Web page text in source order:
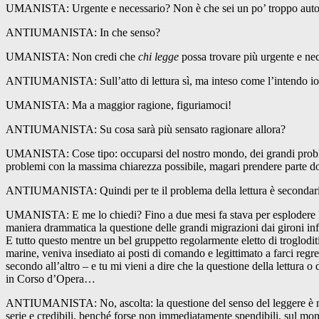
UMANISTA: Urgente e necessario? Non è che sei un po’ troppo
ANTIUMANISTA: In che senso?
UMANISTA: Non credi che chi legge possa trovare più urgente e
ANTIUMANISTA: Sull’atto di lettura sì, ma inteso come l’intendo
UMANISTA: Ma a maggior ragione, figuriamoci!
ANTIUMANISTA: Su cosa sarà più sensato ragionare allora?
UMANISTA: Cose tipo: occuparsi del nostro mondo, dei grandi
problemi con la massima chiarezza possibile, magari prendere parte
ANTIUMANISTA: Quindi per te il problema della lettura è
UMANISTA: E me lo chiedi? Fino a due mesi fa stava per
maniera drammatica la questione delle grandi migrazioni dai gironi
E tutto questo mentre un bel gruppetto regolarmente eletto di
marine, veniva insediato ai posti di comando e legittimato a farci
secondo all’altro – e tu mi vieni a dire che la questione della lettura
in Corso d’Opera…
ANTIUMANISTA: No, ascolta: la questione del senso del leggere è
serie e credibili, benché forse non immediatamente spendibili, sul